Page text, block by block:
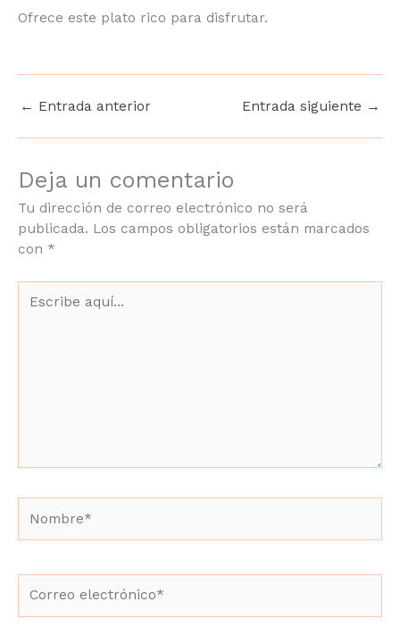
Ofrece este plato rico para disfrutar.
← Entrada anterior Entrada siguiente→
Deja un comentario
Tu dirección de correo electrónico no será
publicada. Los campos obligatorios están
marcados con
Escribe
Nombre*
Correo
email*
Acuerdo RGPD*
He leido y acepto
Política de privacidad
COMPROMISO